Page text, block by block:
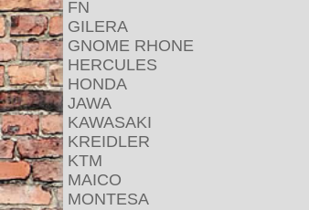
FN
GILERA
GNOME RHONE
HERCULES
HONDA
JAWA
KAWASAKI
KREIDLER
KTM
MAICO
MONTESA